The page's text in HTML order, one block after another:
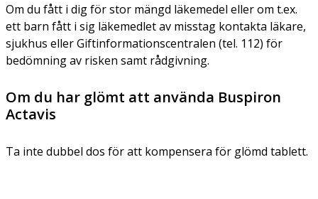
Om du fått i dig för stor mängd läkemedel eller om t.ex.
ett barn fått i sig läkemedlet av misstag kontakta läkare,
sjukhus eller Giftinformationscentralen (tel. 112) för
bedömning av risken samt rådgivning.
Om du har glömt att använda Buspiron
Actavis
Ta inte dubbel dos för att kompensera för glömd tablett.